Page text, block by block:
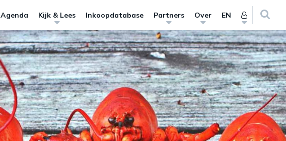
Agenda Kijk & Lees Inkoopdatabase Partners Over EN